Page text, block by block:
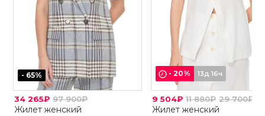
- 65%
34 265₽ 97 900₽
Жилет женский
-20% 13д 16ч
9 504₽ 11 880₽ 29 700₽
Жилет женский